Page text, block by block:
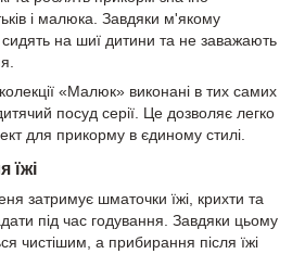
і малюка. Завдяки м'якому
на шиї дитини та не заважають
«Малюк» виконані в тих самих
посуд серії. Це дозволяє легко
для прикорму в єдиному стилі.
їжі
затримує шматочки їжі, крихти та
під час годування. Завдяки цьому
чистішим, а прибирання після їжі